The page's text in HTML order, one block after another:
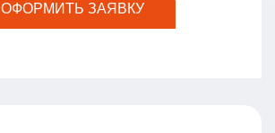
ОФОРМИТЬ ЗАЯВКУ